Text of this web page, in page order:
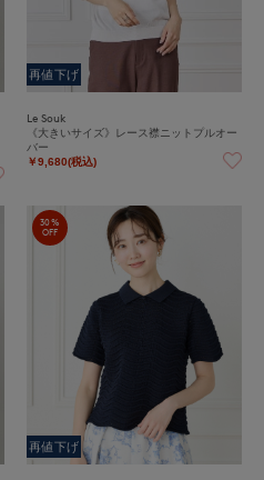
再値下げ
Le Souk
《大きいサイズ》レース襟ニットプルオー
バー
￥9,680(税込)
30%
OFF
再値下げ